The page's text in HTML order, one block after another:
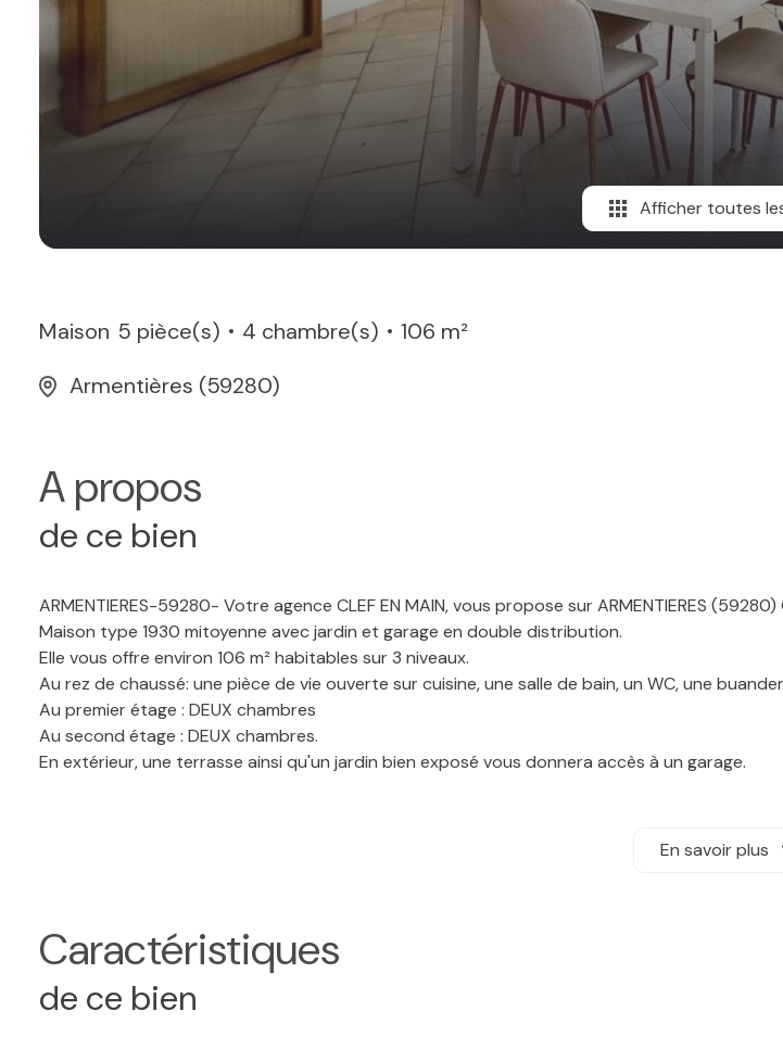
Afficher toutes
Maison 5 pièce(s) 4 chambre(s)
106 m²
Armentières (59280)
A propos
de ce bien
ARMENTIERES-59280- Votre agence CLEF EN MAIN, vous propose sur ARMENTIERES
Maison type 1930 mitoyenne avec jardin et garage en double distribution.
Elle vous offre environ 106 m² habitables sur 3 niveaux.
Au rez de chaussé: une pièce de vie ouverte sur cuisine, une salle de bain, un WC, une
Au premier étage : DEUX chambres
Au second étage : DEUX chambres.
En extérieur, une terrasse ainsi qu'un jardin bien exposé vous donnera accès à un garage.
Les informations sur les risques auxquels ce bien est exposé sont disponibles sur le site
Pour toute visite, contactez votre agence CLEF EN MAIN -Monsieur MATHIS Julien Tél O6 50
En savoir plus
Caractéristiques
de ce bien